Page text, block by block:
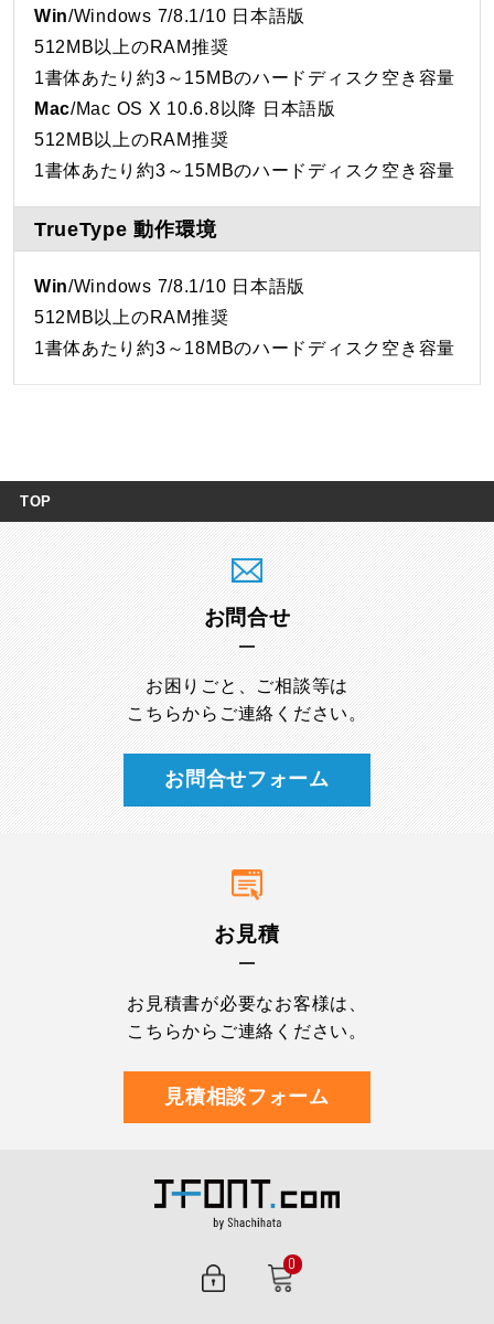
Win/Windows 7/8.1/10 日本語版
512MB以上のRAM推奨
1書体あたり約3～15MBのハードディスク空き容量
Mac/Mac OS X 10.6.8以降 日本語版
512MB以上のRAM推奨
1書体あたり約3～15MBのハードディスク空き容量
TrueType 動作環境
Win/Windows 7/8.1/10 日本語版
512MB以上のRAM推奨
1書体あたり約3～18MBのハードディスク空き容量
TOP
お問合せ
お困りごと、ご相談等は
こちらからご連絡ください。
お問合せフォーム
お見積
お見積書が必要なお客様は、
こちらからご連絡ください。
見積相談フォーム
0